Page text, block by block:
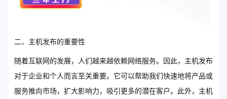
二、主机发布的重要性
随着互联网的发展，人们越来越依赖网络服务。因此，主机发布
对于企业和个人而言至关重要。它可以帮助我们快速地将产品或
服务推向市场，扩大影响力，吸引更多的潜在客户。此外，主机